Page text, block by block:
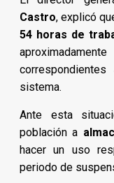
Castro, explicó
54 horas de
sistema.
Ante esta
población a
hacer un uso
periodo de